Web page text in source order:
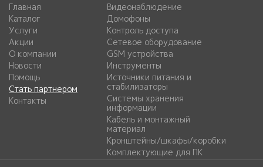
Главная
Каталог
Услуги
Акции
О компании
Новости
Помощь
Стать партнером
Контакты
Видеонаблюдение
Домофоны
Контроль доступа
Сетевое оборудование
GSM устройства
Инструменты
Источники питания и
стабилизаторы
Системы хранения
информации
Кабель и монтажный
материал
Кронштейны/шкафы/коробки
Комплектующие для ПК